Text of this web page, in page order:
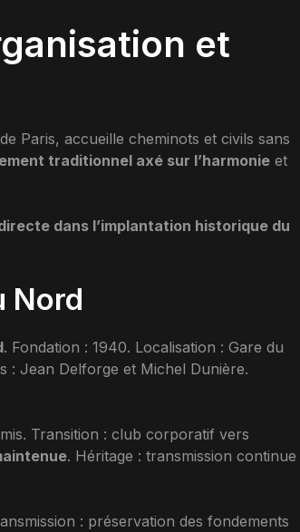
et
Paris, accueille cheminots et civils sans
traditionnel axé sur l’harmonie et
dans l’implantation historique du
Nord
. Fondation : 1940. Localisation : Gare du
: Jean Delforge et Michel Dunière.
Transition : club corporatif vers
. Héritage : transmission continue
: préservation des fondements